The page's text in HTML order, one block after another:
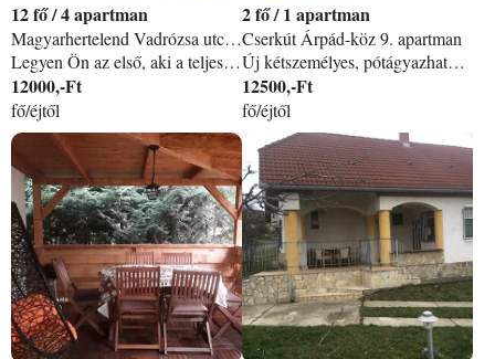
12 /4 apartman
Magyarhertelend Vadrózsa utca 10 apartman
Legyen Ön az első, aki a teljes új szállásunkat igénybe veszi! Jöjjön el, a Mecsek lábánál lévő Magyarhertelend-i AMAZONAS APARTMANHÁZBAN, ahol 1 db 2 fős, 2 db 3 fős, és 1 db 4 fős apartmanban kellemes, pihentető kikapcsolódást tölthet el. Közvetlen a Termálfürdő és Szauna park szomszédságában épült az APARTMANHÁZ. Minden apartmanunk külön bejáratú, jól felszerelt konyhával, saját fürdőszobával, wifivel, tv-vel, terasszal rendelkezik, melyeket önállóan is igénybe vehetnek 2-3-4 fős családok, 3 féle Szépkártya elfogadó helyként. Felüdülés lesz minden eltöltött idő, mert az AMAZONAS APARTMANHÁZ baba barát, saját zárt parkolóval, grillező, bográcsozó kültéri főzőhellyel, étkező boxokkal, pihenő udvarral, rendezett kerttel és sok - sok szerettel várjuk családos és baráti társaságokat, ajándék üdvözlő itallal, csokoládéval és korlátlan tea fogyasztással.(4 éjszakás foglalásnál kedvezményben részesűlnek. )
12000,-Ft
fő/éjtől
2 /1 apartman
Cserkút Árpád-köz 9. apartman
Új kétszemélyes, pótágyazható apartmanunkban szeretettel várjuk ha csendes pihenésre vágyik! Batvölgyi Apartman, nagyon közel Pécshez és a természethez! Ár 2 fő/éj 25 000Ft 1fő/éj 15000Ft. Egész évben nyitva tartunk! A házban finn szauna is működik (4500FT/Fő/ óra), kívánságra masszőr is igényelhető (8000Ft. /óra).
12500,-Ft
fő/éjtől